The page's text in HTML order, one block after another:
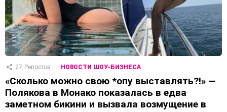
27 Репостов НОВОСТИ ШОУ-БИЗНЕСА
«Сколько можно свою *опу выставлять?!» —
Полякова в Монако показалась в едва
заметном бикини и вызвала возмущение в